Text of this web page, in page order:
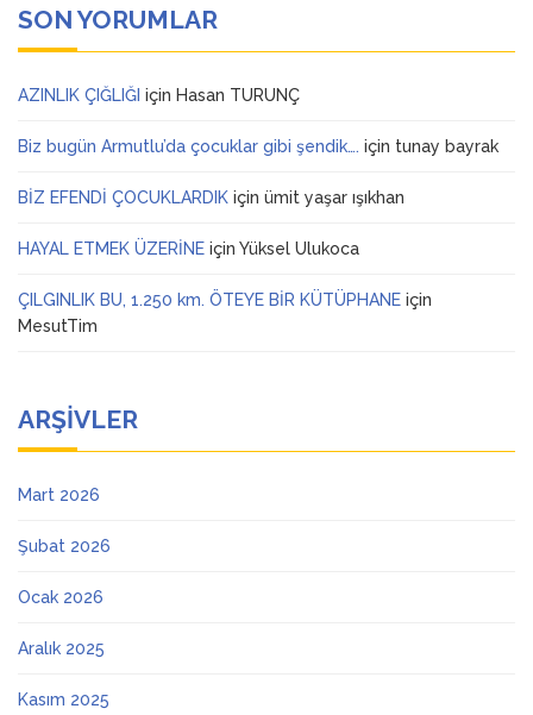
SON YORUMLAR
AZINLIK ÇIĞLIĞI için Hasan TURUNÇ
Biz bugün Armutlu’da çocuklar gibi şendik…. için tunay bayrak
BİZ EFENDİ ÇOCUKLARDIK için ümit yaşar ışıkhan
HAYAL ETMEK ÜZERİNE için Yüksel Ulukoca
ÇILGINLIK BU, 1.250 km. ÖTEYE BİR KÜTÜPHANE için
MesutTim
ARŞIVLER
Mart 2026
Şubat 2026
Ocak 2026
Aralık 2025
Kasım 2025